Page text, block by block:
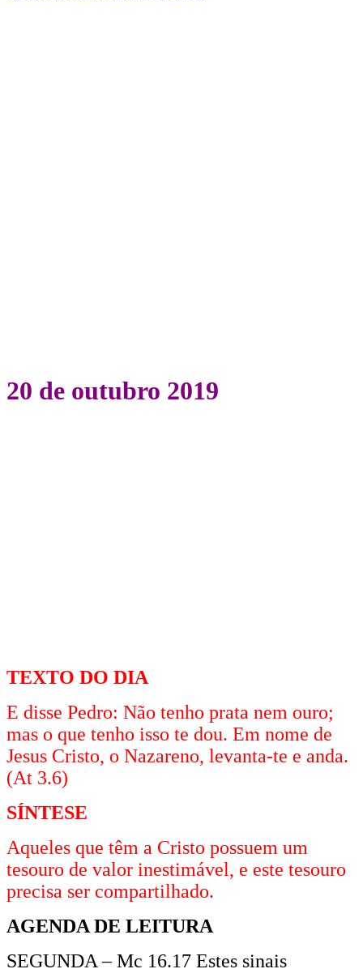
20 de outubro 2019
TEXTO DO DIA
E disse Pedro: Não tenho prata nem ouro;
mas o que tenho isso te dou. Em nome de
Jesus Cristo, o Nazareno, levanta-te e anda.
(At 3.6)
SÍNTESE
Aqueles que têm a Cristo possuem um
tesouro de valor inestimável, e este tesouro
precisa ser compartilhado.
AGENDA DE LEITURA
SEGUNDA – Mc 16.17 Estes sinais